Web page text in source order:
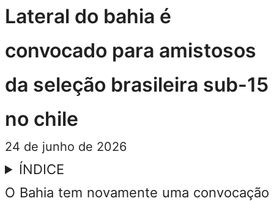
Lateral do bahia é
convocado para amistosos
da seleção brasileira sub-15
no chile
24 de junho de 2026
ÍNDICE
O Bahia tem novamente uma convocação